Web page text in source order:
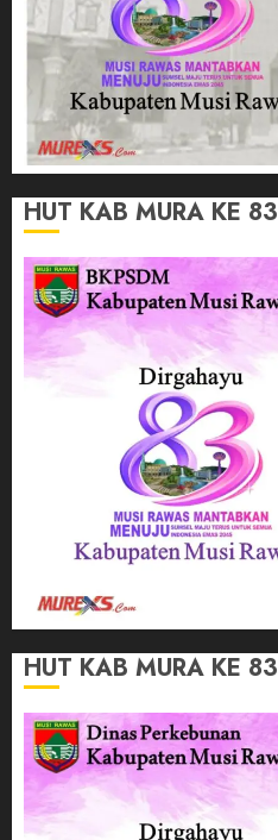
HUT KAB MURA KE 83
HUT KAB MURA KE 83